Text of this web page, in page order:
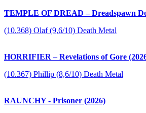
TEMPLE OF DREAD – Dreadspawn
(10.368) Olaf (9,6/10) Death Metal
HORRIFIER – Revelations of Gore
(10.367) Phillip (8,6/10) Death Metal
RAUNCHY - Prisoner (2026)